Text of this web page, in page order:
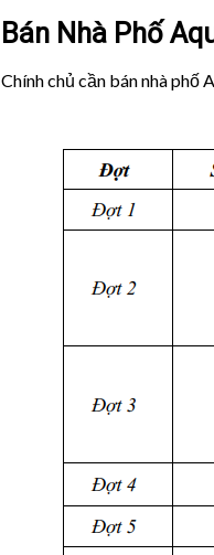
Bán Nhà Phố
Chính chủ cần bán nhà phố